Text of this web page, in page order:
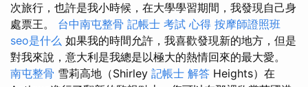
次旅行，也許是我小時候，在大學學習期間，我發現自己身
處票王。 台中南屯整骨 記帳士 考試 心得 按摩師證照班
seo是什么 如果我的時間允許，我喜歡發現新的地方，但是
對我來說，意大利是我總是以極大的熱情回來的最大愛。
南屯整骨 雪莉高地（Shirley 記帳士 解答 Heights）在